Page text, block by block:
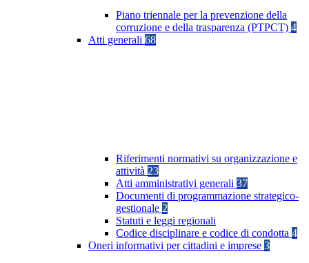
Piano triennale per la prevenzione della
corruzione e della trasparenza (PTPCT) 4
Atti generali 68
Riferimenti normativi su organizzazione e
attività 23
Atti amministrativi generali 37
Documenti di programmazione strategico-
gestionale 2
Statuti e leggi regionali
Codice disciplinare e codice di condotta 4
Oneri informativi per cittadini e imprese 3